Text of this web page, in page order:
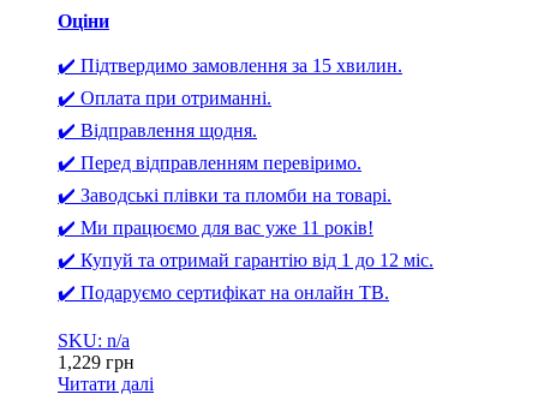
Оціни
✔️ Підтвердимо замовлення за 15 хвилин.
✔️ Оплата при отриманні.
✔️ Відправлення щодня.
✔️ Перед відправленням перевіримо.
✔️ Заводські плівки та пломби на товарі.
✔️ Ми працюємо для вас уже 11 років!
✔️ Купуй та отримай гарантію від 1 до 12 міс.
✔️ Подаруємо сертифікат на онлайн ТВ.
SKU: n/a
1,229 грн
Читати далі